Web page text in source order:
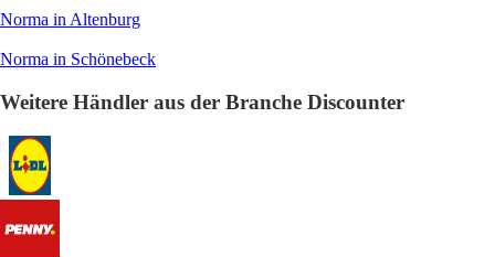
Norma in Altenburg
Norma in Schönebeck
Weitere Händler aus der Branche Discounter